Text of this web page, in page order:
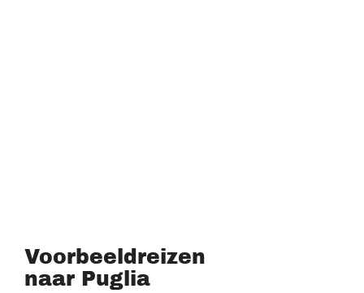
Voorbeeldreizen
naar Puglia